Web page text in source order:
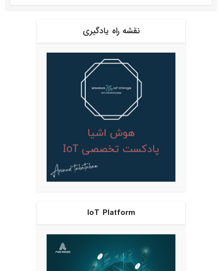
نقشه راه یادگیری
IoT Platform